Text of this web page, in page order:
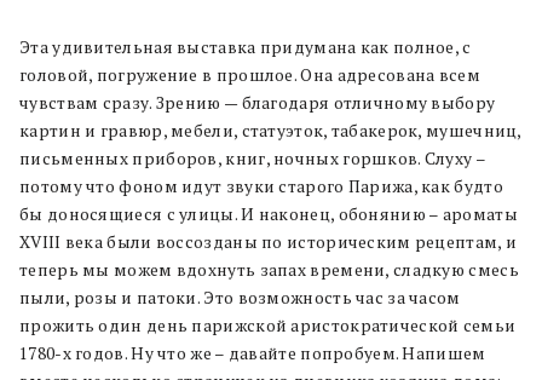
Эта удивительная выставка придумана как полное, с
головой, погружение в прошлое. Она адресована всем
чувствам сразу. Зрению — благодаря отличному выбору
картин и гравюр, мебели, статуэток, табакерок, мушечниц,
письменных приборов, книг, ночных горшков. Слуху –
потому что фоном идут звуки старого Парижа, как будто
бы доносящиеся с улицы. И наконец, обонянию – ароматы
XVIII века были воссозданы по историческим рецептам, и
теперь мы можем вдохнуть запах времени, сладкую смесь
пыли, розы и патоки. Это возможность час за часом
прожить один день парижской аристократической семьи
1780-х годов. Ну что же – давайте попробуем. Напишем